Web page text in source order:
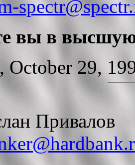
вы в высшую
October 29,
Привалов